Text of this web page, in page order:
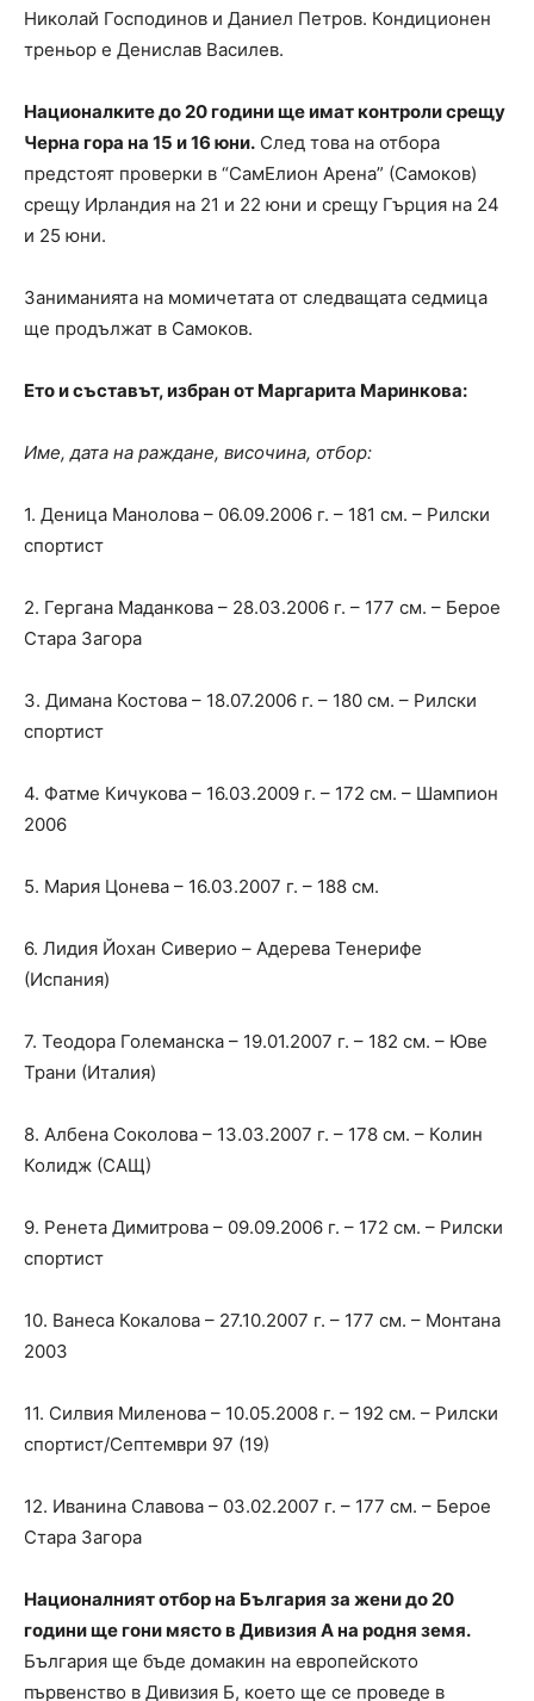
Николай Господинов и Даниел Петров. Кондиционен
треньор е Денислав Василев.
Националките до 20 години ще имат контроли срещу
Черна гора на 15 и 16 юни. След това на отбора
предстоят проверки в “СамЕлион Арена” (Самоков)
срещу Ирландия на 21 и 22 юни и срещу Гърция на 24
и 25 юни.
Заниманията на момичетата от следващата седмица
ще продължат в Самоков.
Ето и съставът, избран от Маргарита Маринкова:
Име, дата на раждане, височина, отбор:
1. Деница Манолова – 06.09.2006 г. – 181 см. – Рилски
спортист
2. Гергана Маданкова – 28.03.2006 г. – 177 см. – Берое
Стара Загора
3. Димана Костова – 18.07.2006 г. – 180 см. – Рилски
спортист
4. Фатме Кичукова – 16.03.2009 г. – 172 см. – Шампион
2006
5. Мария Цонева – 16.03.2007 г. – 188 см.
6. Лидия Йохан Сиверио – Aдерева Тенерифе
(Испания)
7. Теодора Големанска – 19.01.2007 г. – 182 см. – Юве
Трани (Италия)
8. Албена Соколова – 13.03.2007 г. – 178 см. – Колин
Колидж (САЩ)
9. Ренета Димитрова – 09.09.2006 г. – 172 см. – Рилски
спортист
10. Ванеса Кокалова – 27.10.2007 г. – 177 см. – Монтана
2003
11. Силвия Миленова – 10.05.2008 г. – 192 см. – Рилски
спортист/Септември 97 (19)
12. Иванина Славова – 03.02.2007 г. – 177 см. – Берое
Стара Загора
Националният отбор на България за жени до 20
години ще гони място в Дивизия А на родня земя.
България ще бъде домакин на европейското
първенство в Дивизия Б, което ще се проведе в